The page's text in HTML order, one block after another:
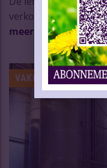
verkoop met een
meer
VAKNIEUWS | BIER